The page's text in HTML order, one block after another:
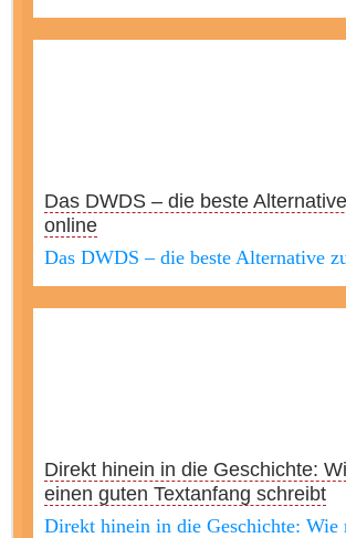
Das DWDS – die beste
online
Das DWDS – die beste Alternative
Direkt hinein in die Geschichte:
einen guten Textanfang schreibt
Direkt hinein in die Geschichte: Wie